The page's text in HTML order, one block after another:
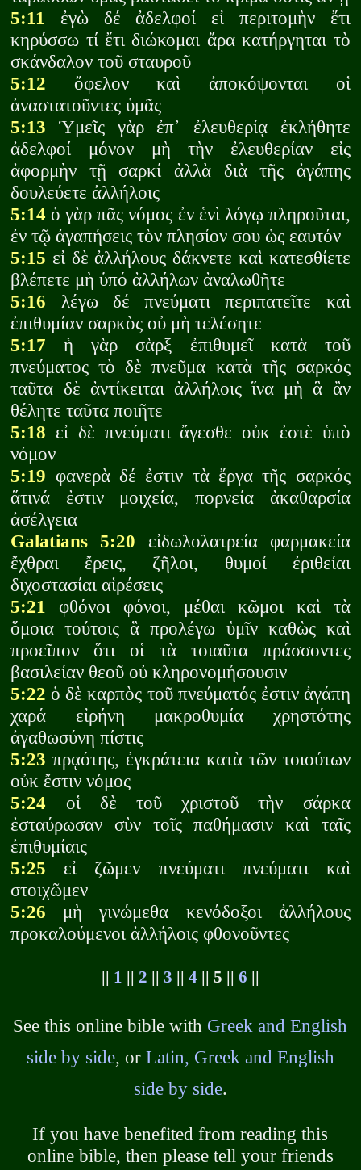
5:11 ἐγὼ δέ ἀδελφοί εἰ περιτομὴν ἔτι
κηρύσσω τί ἔτι διώκομαι ἄρα κατήργηται τὸ
σκάνδαλον τοῦ σταυροῦ
5:12 ὄφελον καὶ ἀποκόψονται οἱ
ἀναστατοῦντες ὑμᾶς
5:13 Ὑμεῖς γὰρ ἐπ᾽ ἐλευθερίᾳ ἐκλήθητε
ἀδελφοί μόνον μὴ τὴν ἐλευθερίαν εἰς
ἀφορμὴν τῇ σαρκί ἀλλὰ διὰ τῆς ἀγάπης
δουλεύετε ἀλλήλοις
5:14 ὁ γὰρ πᾶς νόμος ἐν ἑνὶ λόγῳ πληροῦται,
ἐν τῷ ἀγαπήσεις τὸν πλησίον σου ὡς εαυτόν
5:15 εἰ δὲ ἀλλήλους δάκνετε καὶ κατεσθίετε
βλέπετε μὴ ὑπό ἀλλήλων ἀναλωθῆτε
5:16 λέγω δέ πνεύματι περιπατεῖτε καὶ
ἐπιθυμίαν σαρκὸς οὐ μὴ τελέσητε
5:17 ἡ γὰρ σὰρξ ἐπιθυμεῖ κατὰ τοῦ
πνεύματος τὸ δὲ πνεῦμα κατὰ τῆς σαρκός
ταῦτα δὲ ἀντίκειται ἀλλήλοις ἵνα μὴ ἃ ἂν
θέλητε ταῦτα ποιῆτε
5:18 εἰ δὲ πνεύματι ἄγεσθε οὐκ ἐστὲ ὑπὸ
νόμον
5:19 φανερὰ δέ ἐστιν τὰ ἔργα τῆς σαρκός
ἅτινά ἐστιν μοιχεία, πορνεία ἀκαθαρσία
ἀσέλγεια
Galatians 5:20 εἰδωλολατρεία φαρμακεία
ἔχθραι ἔρεις, ζῆλοι, θυμοί ἐριθείαι
διχοστασίαι αἱρέσεις
5:21 φθόνοι φόνοι, μέθαι κῶμοι καὶ τὰ
ὅμοια τούτοις ἃ προλέγω ὑμῖν καθὼς καὶ
προεῖπον ὅτι οἱ τὰ τοιαῦτα πράσσοντες
βασιλείαν θεοῦ οὐ κληρονομήσουσιν
5:22 ὁ δὲ καρπὸς τοῦ πνεύματός ἐστιν ἀγάπη
χαρά εἰρήνη μακροθυμία χρηστότης
ἀγαθωσύνη πίστις
5:23 πρᾳότης, ἐγκράτεια κατὰ τῶν τοιούτων
οὐκ ἔστιν νόμος
5:24 οἱ δὲ τοῦ χριστοῦ τὴν σάρκα
ἐσταύρωσαν σὺν τοῖς παθήμασιν καὶ ταῖς
ἐπιθυμίαις
5:25 εἰ ζῶμεν πνεύματι πνεύματι καὶ
στοιχῶμεν
5:26 μὴ γινώμεθα κενόδοξοι ἀλλήλους
προκαλούμενοι ἀλλήλοις φθονοῦντες
1 2 3 4|| 5 || 6
See this online bible with Greek and English
side by side, or Latin, Greek and English
side by side.
If you have benefited from reading this
online bible, then please tell your friends